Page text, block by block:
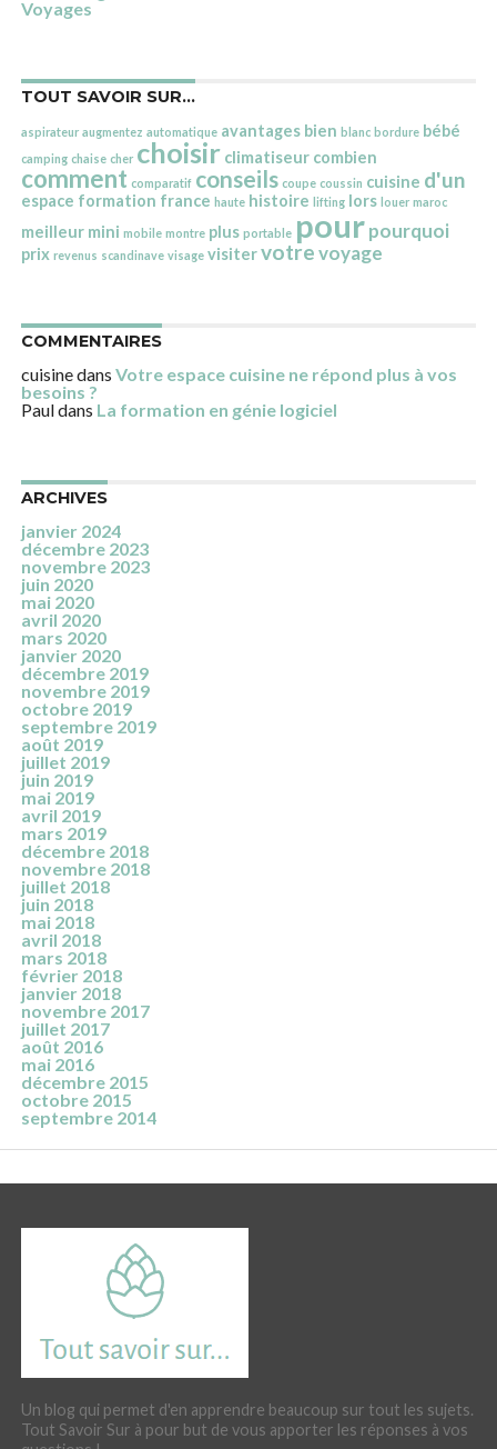
Voyages
TOUT SAVOIR SUR…
aspirateur augmentez automatique avantages bien blanc bordure bébé
camping chaise cher choisir climatiseur combien
comment comparatif conseils coupe coussin cuisine d'un
espace formation france haute histoire lifting lors louer maroc
meilleur mini mobile montre plus portable pour pourquoi
prix revenus scandinave visage visitervotrevoyage
COMMENTAIRES
cuisinedans Votre espace cuisine ne répond plus à vos
besoins ?
Pauldans La formation en génie logiciel
ARCHIVES
janvier 2024
décembre 2023
novembre 2023
juin 2020
mai 2020
avril 2020
mars 2020
janvier 2020
décembre 2019
novembre 2019
octobre 2019
septembre 2019
août 2019
juillet 2019
juin 2019
mai 2019
avril 2019
mars 2019
décembre 2018
novembre 2018
juillet 2018
juin 2018
mai 2018
avril 2018
mars 2018
février 2018
janvier 2018
novembre 2017
juillet 2017
août 2016
mai 2016
décembre 2015
octobre 2015
septembre 2014
Un blog qui permet d'en apprendre beaucoup sur tout les sujets.
Tout Savoir Sur à pour but de vous apporter les réponses à vos